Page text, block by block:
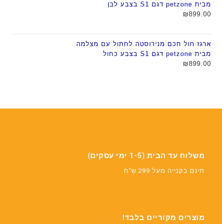
מבית petzone דגם S1 בצבע לבן
₪899.00
ארגז חול חכם מנירוסטה לחתול עם מצלמה
מבית petzone דגם S1 בצבע כחול
₪899.00
משלוח עד הבית (1-5 ימי עסקים)
חינם בקנייה מעל 299 ש"ח
מוצרים מקוריים בלבד!